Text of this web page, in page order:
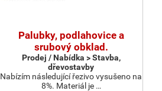
Palubky, podlahovice a
srubový obklad.
Prodej / Nabídka > Stavba,
dřevostavby
Nabízím následující řezivo vysušeno na
8%. Materiál je …